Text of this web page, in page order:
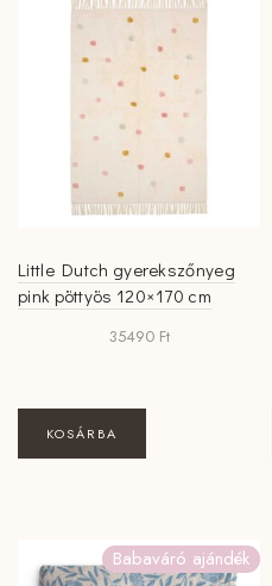
Little Dutch gyerekszőnyeg
pink pöttyös 120×170 cm
35490 Ft
KOSÁRBA
Babaváró ajándék